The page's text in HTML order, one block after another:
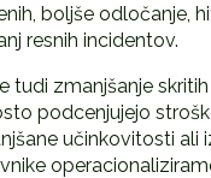
boljše odločanje,
resnih incidentov.
tudi zmanjšanje
podcenjujejo
učinkovitosti ali